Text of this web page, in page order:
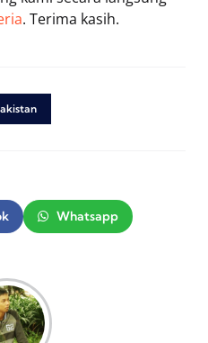
. Terima kasih.
Whatsapp